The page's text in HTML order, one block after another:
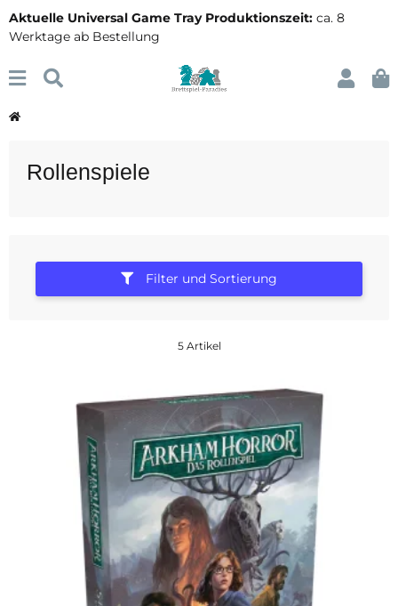
Aktuelle Universal Game Tray Produktionszeit: ca. 8
Werktage ab Bestellung
Rollenspiele
Filter und Sortierung
5 Artikel